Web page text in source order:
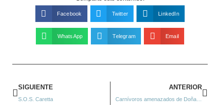
Facebook Twitter LinkedIn
WhatsApp Telegram Email
SIGUIENTE
S.O.S. Caretta
ANTERIOR
Carnívoros amenazados de Doñana